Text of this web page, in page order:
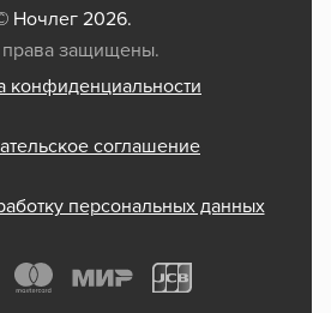
Ночлег 2026.
права защищены.
конфиденциальности
соглашение
персональных данных